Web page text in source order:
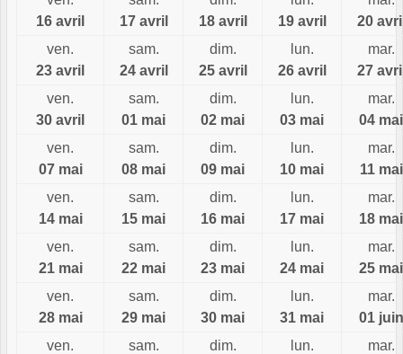
16 avril
17 avril
18 avril
19 avril
20
ven.
23 avril
sam.
24 avril
dim.
25 avril
lun.
26 avril
mar.
27
ven.
30 avril
sam.
01 mai
dim.
02 mai
lun.
03 mai
mar.
04 mai
ven.
07 mai
sam.
08 mai
dim.
09 mai
lun.
10 mai
mar.
11 mai
ven.
14 mai
sam.
15 mai
dim.
16 mai
lun.
17 mai
mar.
18 mai
ven.
21 mai
sam.
22 mai
dim.
23 mai
lun.
24 mai
mar.
25 mai
ven.
28 mai
sam.
29 mai
dim.
30 mai
lun.
31 mai
mar.
01 juin
ven.
sam.
dim.
lun.
mar.